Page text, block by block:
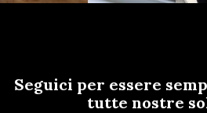
Seguici per essere
tutte nostre